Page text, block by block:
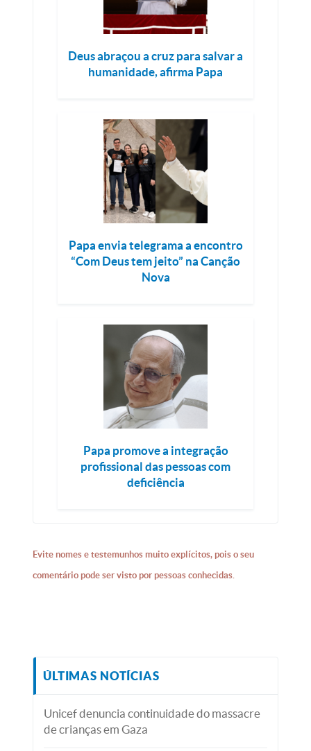
Deus abraçou a cruz para salvar a
humanidade, afirma Papa
Papa envia telegrama a encontro
“Com Deus tem jeito” na Canção
Nova
Papa promove a integração
profissional das pessoas com
deficiência
Evite nomes e testemunhos muito explícitos, pois o seu
comentário pode ser visto por pessoas conhecidas.
ÚLTIMAS NOTÍCIAS
Unicef denuncia continuidade do massacre
de crianças em Gaza